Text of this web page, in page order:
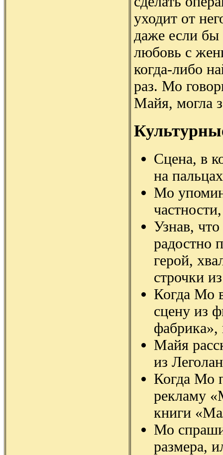
уходит от
даже если
любовь с
когда-либо
раз. Мо
Майя, могла
Сцена, в
на
Мо
Узнав,
радостно
герой,
строчки
Когда Мо
сцену из
Майя
из
Когда Мо
рекламу
книги
Мо
размера,